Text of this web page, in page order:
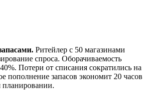
Ритейлер с 50 магазинами
спроса. Оборачиваемость
Потери от списания сократились на
пополнение запасов экономит 20 часов